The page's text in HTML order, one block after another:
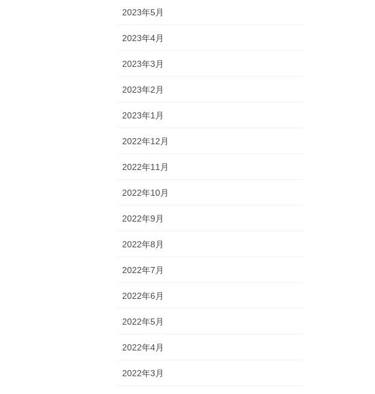
2023年5月
2023年4月
2023年3月
2023年2月
2023年1月
2022年12月
2022年11月
2022年10月
2022年9月
2022年8月
2022年7月
2022年6月
2022年5月
2022年4月
2022年3月